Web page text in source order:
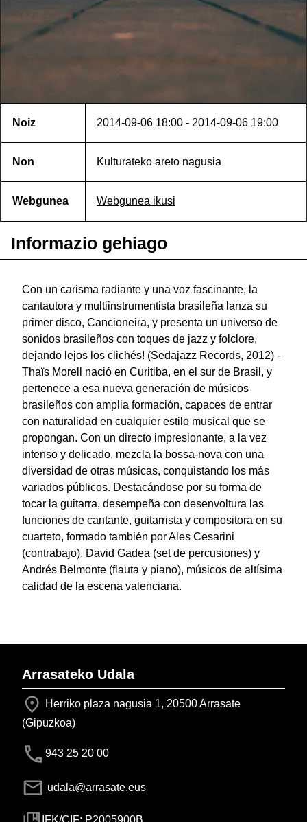
Noiz 2014-09-06 18:00 - 2014-09-06 19:00
Non Kulturateko areto nagusia
Webgunea Webgunea ikusi
Informazio gehiago
Con un carisma radiante y una voz fascinante, la
cantautora y multiinstrumentista brasileña lanza su
primer disco, Cancioneira, y presenta un universo de
sonidos brasileños con toques de jazz y folclore,
dejando lejos los clichés! (Sedajazz Records, 2012) -
Thaïs Morell nació en Curitiba, en el sur de Brasil, y
pertenece a esa nueva generación de músicos
brasileños con amplia formación, capaces de entrar
con naturalidad en cualquier estilo musical que se
propongan. Con un directo impresionante, a la vez
intenso y delicado, mezcla la bossa-nova con una
diversidad de otras músicas, conquistando los más
variados públicos. Destacándose por su forma de
tocar la guitarra, desempeña con desenvoltura las
funciones de cantante, guitarrista y compositora en su
cuarteto, formado también por Ales Cesarini
(contrabajo), David Gadea (set de percusiones) y
Andrés Belmonte (flauta y piano), músicos de altísima
calidad de la escena valenciana.
Arrasateko Udala
Herriko plaza nagusia 1, 20500 Arrasate
(Gipuzkoa)
943 25 20 00
udala@arrasate.eus
IFK/CIF: P2005900B